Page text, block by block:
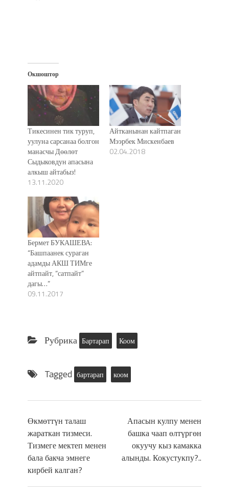
Окшоштор
Тикесинен тик туруп,
уулуна сарсанаа болгон
манасчы Дөөлөт
Сыдыковдун апасына
алкыш айтабыз!
13.11.2020
Айтканынан кайтпаган
Мээрбек Мискенбаев
02.04.2018
Бермет БУКАШЕВА:
“Башпаанек сураган
адамды АКШ ТИМге
айтпайт, “сатпайт”
дагы…”
09.11.2017
Рубрика Бартарап Коом
Tagged бартарап коом
Өкмөттүн талаш
жараткан тизмеси.
Тизмеге мектеп менен
бала бакча эмнеге
кирбей калган?
Апасын кулпу менен
башка чаап өлтүргөн
окуучу кыз камакка
алынды. Кокустукпу?..